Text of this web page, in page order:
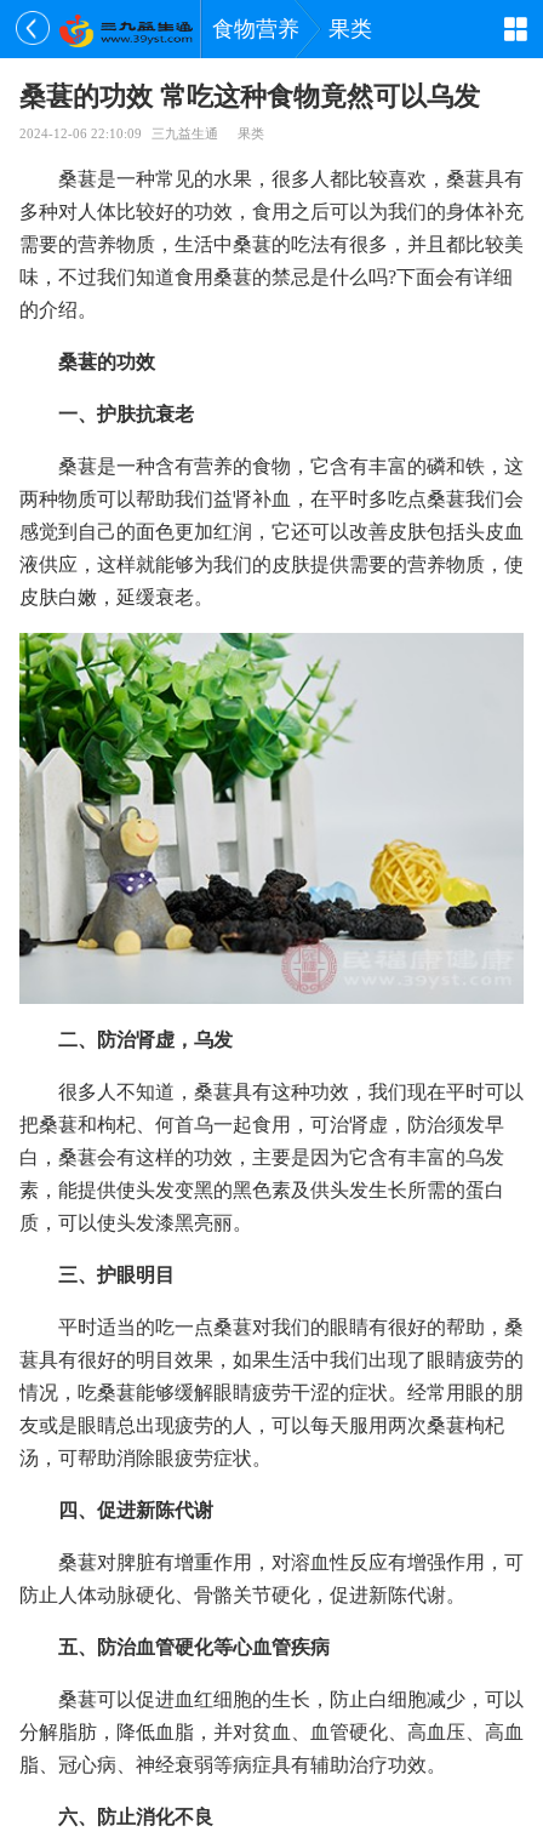
食物营养 果类
桑葚的功效 常吃这种食物竟然可以乌发
2024-12-06 22:10:09 三九益生通 果类
桑葚是一种常见的水果，很多人都比较喜欢，桑葚具有
多种对人体比较好的功效，食用之后可以为我们的身体补充
需要的营养物质，生活中桑葚的吃法有很多，并且都比较美
味，不过我们知道食用桑葚的禁忌是什么吗?下面会有详细
的介绍。
桑葚的功效
一、护肤抗衰老
桑葚是一种含有营养的食物，它含有丰富的磷和铁，这
两种物质可以帮助我们益肾补血，在平时多吃点桑葚我们会
感觉到自己的面色更加红润，它还可以改善皮肤包括头皮血
液供应，这样就能够为我们的皮肤提供需要的营养物质，使
皮肤白嫩，延缓衰老。
二、防治肾虚，乌发
很多人不知道，桑葚具有这种功效，我们现在平时可以
把桑葚和枸杞、何首乌一起食用，可治肾虚，防治须发早
白，桑葚会有这样的功效，主要是因为它含有丰富的乌发
素，能提供使头发变黑的黑色素及供头发生长所需的蛋白
质，可以使头发漆黑亮丽。
三、护眼明目
平时适当的吃一点桑葚对我们的眼睛有很好的帮助，桑
葚具有很好的明目效果，如果生活中我们出现了眼睛疲劳的
情况，吃桑葚能够缓解眼睛疲劳干涩的症状。经常用眼的朋
友或是眼睛总出现疲劳的人，可以每天服用两次桑葚枸杞
汤，可帮助消除眼疲劳症状。
四、促进新陈代谢
桑葚对脾脏有增重作用，对溶血性反应有增强作用，可
防止人体动脉硬化、骨骼关节硬化，促进新陈代谢。
五、防治血管硬化等心血管疾病
桑葚可以促进血红细胞的生长，防止白细胞减少，可以
分解脂肪，降低血脂，并对贫血、血管硬化、高血压、高血
脂、冠心病、神经衰弱等病症具有辅助治疗功效。
六、防止消化不良